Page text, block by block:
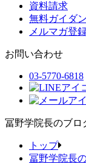
資料請求
無料ガイダ
メルマガ登
お問い合わせ
03-5770-6818
冨野学院長のブロ
トップ
冨野学院長